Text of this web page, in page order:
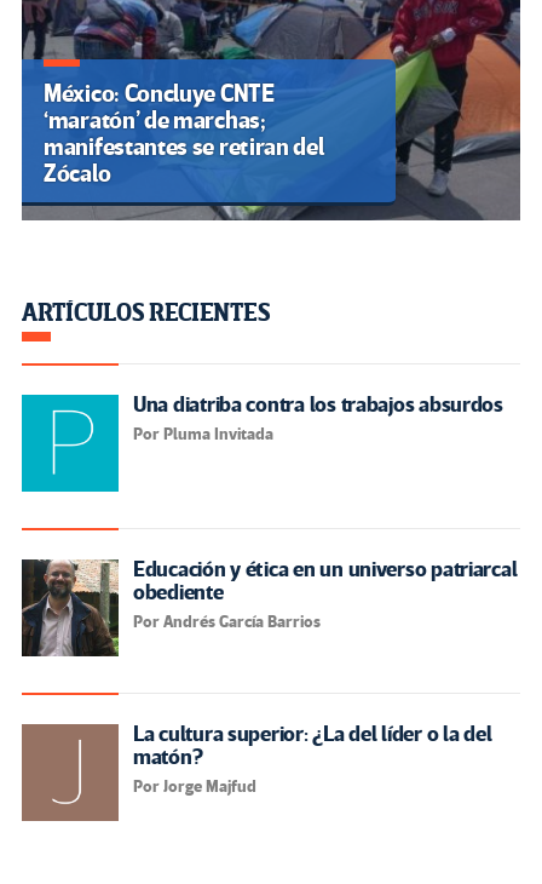
México: Concluye CNTE
‘maratón’ de marchas;
manifestantes se retiran del
Zócalo
ARTÍCULOS RECIENTES
Una diatriba contra los trabajos absurdos
Por Pluma Invitada
Educación y ética en un universo patriarcal
obediente
Por Andrés García Barrios
La cultura superior: ¿La del líder o la del
matón?
Por Jorge Majfud